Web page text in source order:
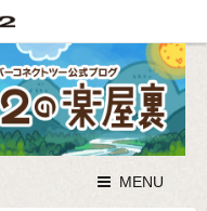
MENU